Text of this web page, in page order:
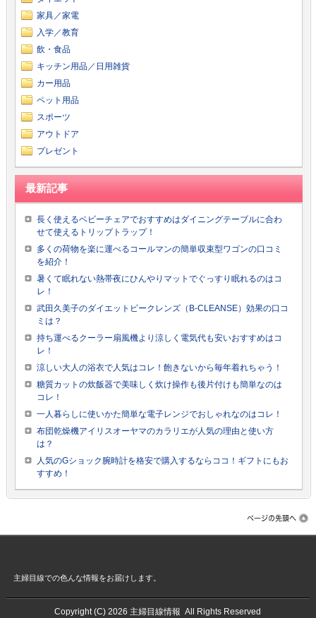
家具／家電
入学／教育
飲・食品
キッチン用品／日用雑貨
カー用品
ペット用品
スポーツ
アウトドア
プレゼント
最新記事
長く使えるベビーチェアでおすすめはダイニングテーブルに合わ
せて使えるトリップトラップ！
多くの荷物を楽に運べるコールマンの簡単収束型ワゴンの口コミ
を紹介！
暑くて眠れない熱帯夜にひんやりマットでぐっすり眠れるのはコ
レ！
武田久美子のダイエットビークレンズ（B-CLEANSE）効果の口コ
ミは？
持ち運べるクーラー扇風機より涼しく電気代も安いおすすめはコ
レ！
涼しい大人の浴衣で人気はコレ！飽きないから毎年着れちゃう！
糖質カットの炊飯器で美味しく炊け操作も後片付けも簡単なのは
コレ！
一人暮らしに使いかた簡単な電子レンジでおしゃれなのはコレ！
布団乾燥機アイリスオーヤマのカラリエが人気の理由と使い方
は？
人気のGショック腕時計を格安で購入するならココ！ギフトにもお
すすめ！
主婦目線での色んな情報をお届けします。
Copyright (C) 2026 主婦目線情報 All Rights Reserved